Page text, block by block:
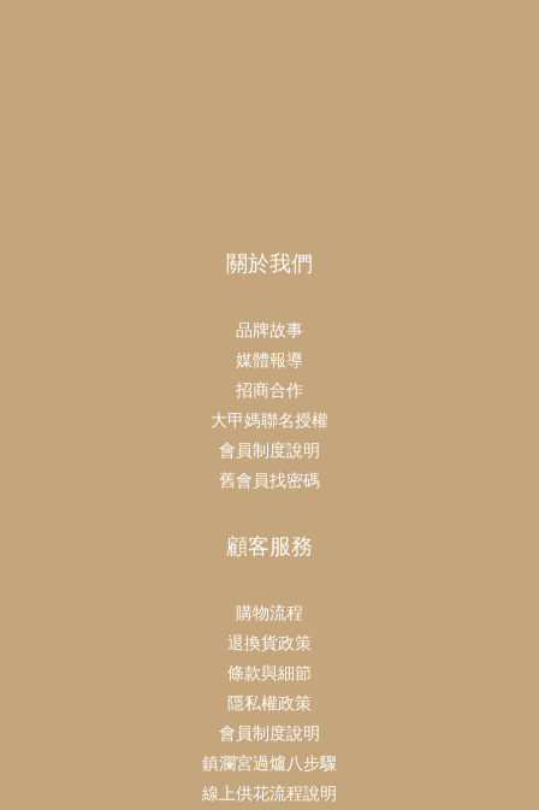
關於我們
品牌故事
媒體報導
招商合作
大甲媽聯名授權
會員制度說明
舊會員找密碼
顧客服務
購物流程
退換貨政策
條款與細節
隱私權政策
會員制度說明
鎮瀾宮過爐八步驟
線上供花流程說明